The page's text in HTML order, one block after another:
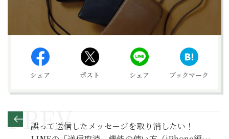
シェア ポスト シェア ブックマーク
誤って送信したメッセージを取り消したい！